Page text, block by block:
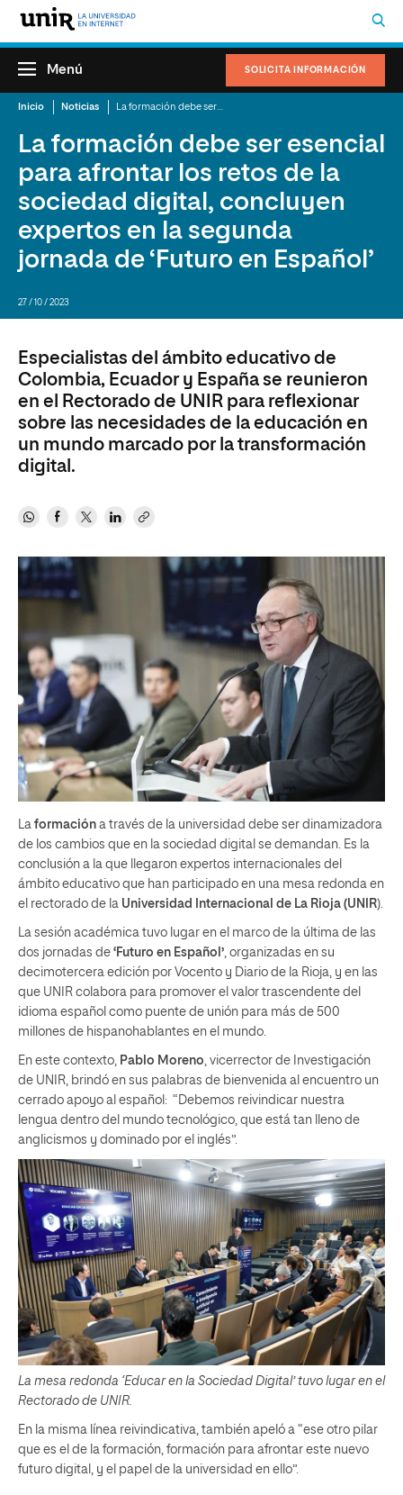
SOLICITA INFORMACIÓN
Menú
Inicio Noticias
La formación debe ser esencial
para afrontar los retos de la
sociedad digital, concluyen
expertos en la segunda
jornada de ‘Futuro en Español’
27 / 10 / 2023
Especialistas del ámbito educativo de
Colombia, Ecuador y España se reunieron
en el Rectorado de UNIR para reflexionar
sobre las necesidades de la educación en
un mundo marcado por la transformación
digital.
La formación a través de la universidad debe ser dinamizadora
de los cambios que en la sociedad digital se demandan. Es la
conclusión a la que llegaron expertos internacionales del
ámbito educativo que han participado en una mesa redonda en
el rectorado de la Universidad Internacional de La Rioja (UNIR).
La sesión académica tuvo lugar en el marco de la última de las
dos jornadas de ‘Futuro en Español’, organizadas en su
decimotercera edición por Vocento y Diario de la Rioja, y en las
que UNIR colabora para promover el valor trascendente del
idioma español como puente de unión para más de 500
millones de hispanohablantes en el mundo.
En este contexto, Pablo Moreno, vicerrector de Investigación
de UNIR, brindó en sus palabras de bienvenida al encuentro un
cerrado apoyo al español: “Debemos reivindicar nuestra
lengua dentro del mundo tecnológico, que está tan lleno de
anglicismos y dominado por el inglés”.
La mesa redonda ‘Educar en la Sociedad Digital’ tuvo lugar en el
Rectorado de UNIR.
En la misma línea reivindicativa, también apeló a “ese otro pilar
que es el de la formación, formación para afrontar este nuevo
futuro digital, y el papel de la universidad en ello”.